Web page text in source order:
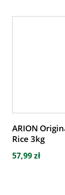
ARION
Rice 3kg
57,99 zł